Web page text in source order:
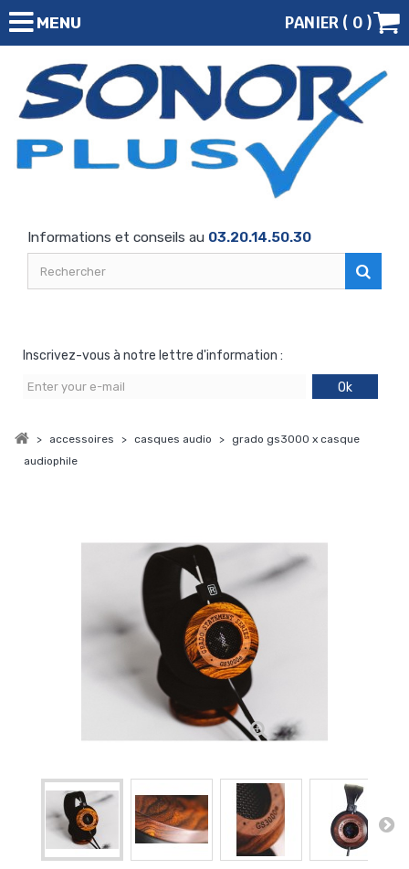
MENU PANIER ( 0 )
Informations et conseils au 03.20.14.50.30
Inscrivez-vous à notre lettre d'information :
Ok
> accessoires > casques audio > grado gs3000 x casque
audiophile